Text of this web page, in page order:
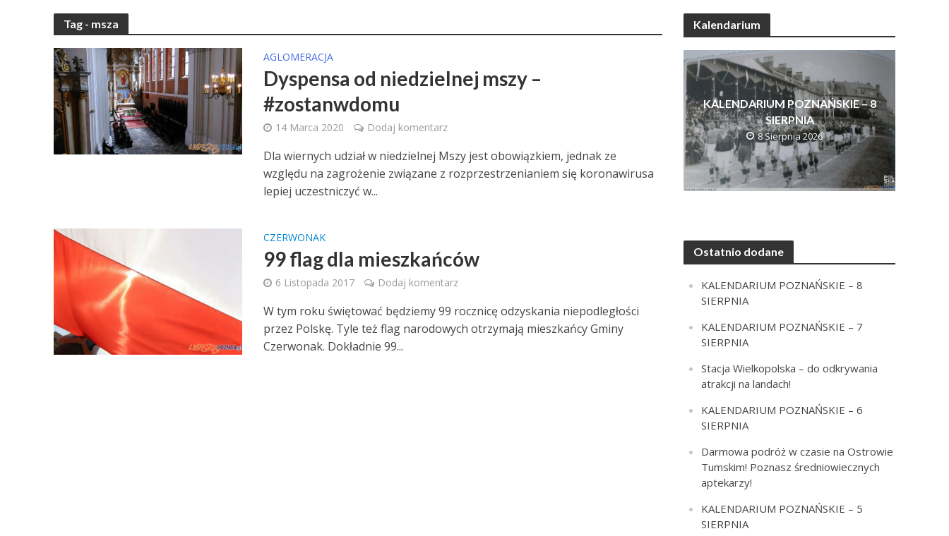
Tag - msza
AGLOMERACJA
Dyspensa od niedzielnej mszy –
#zostanwdomu
14 Marca 2020 Dodaj komentarz
Dla wiernych udział w niedzielnej Mszy jest obowiązkiem, jednak ze
względu na zagrożenie związane z rozprzestrzenianiem się koronawirusa
lepiej uczestniczyć w...
CZERWONAK
99 flag dla mieszkańców
6 Listopada 2017 Dodaj komentarz
W tym roku świętować będziemy 99 rocznicę odzyskania niepodległości
przez Polskę. Tyle też flag narodowych otrzymają mieszkańcy Gminy
Czerwonak. Dokładnie 99...
Kalendarium
KALENDARIUM POZNAŃSKIE – 8
SIERPNIA
8 Sierpnia 2026
Ostatnio dodane
KALENDARIUM POZNAŃSKIE – 8
SIERPNIA
KALENDARIUM POZNAŃSKIE – 7
SIERPNIA
Stacja Wielkopolska – do odkrywania
atrakcji na landach!
KALENDARIUM POZNAŃSKIE – 6
SIERPNIA
Darmowa podróż w czasie na Ostrowie
Tumskim! Poznasz średniowiecznych
aptekarzy!
KALENDARIUM POZNAŃSKIE – 5
SIERPNIA